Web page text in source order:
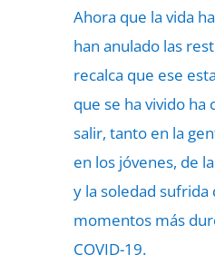
Ahora que la vida
han anulado las
recalca que ese
que se ha vivido ha
salir, tanto en la
en los jóvenes, de
y la soledad sufrida
momentos más
COVID-19.